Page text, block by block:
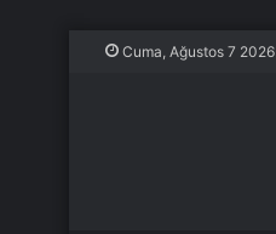
Cuma, Ağustos 7 2026